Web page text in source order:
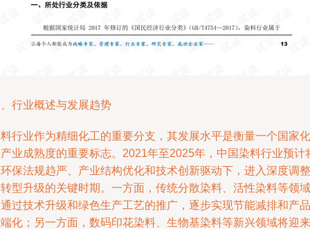
行业概述与发展趋势
行业作为精细化工的重要分支，其发展水平是衡量一个国家化
业成熟度的重要标志。2021年至2025年，中国染料行业预计
保法规趋严、产业结构优化和技术创新驱动下，进入深度调整
型升级的关键时期。一方面，传统分散染料、活性染料等领域
过技术升级和绿色生产工艺的推广，逐步实现节能减排和产品
化；另一方面，数码印花染料、生物基染料等新兴领域将迎来